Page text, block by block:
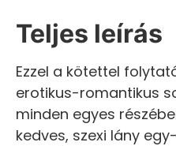
Teljes leírás
Ezzel a kötettel
erotikus-romantikus
minden egyes
kedves, szexi lány